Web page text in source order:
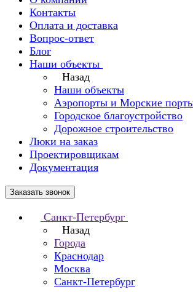
Контакты
Оплата и доставка
Вопрос-ответ
Блог
Наши объекты
Назад
Наши объекты
Аэропорты и Морские
Городское благоустройство
Дорожное строительство
Люки на заказ
Проектировщикам
Документация
Заказать звонок
Санкт-Петербург
Назад
Города
Краснодар
Москва
Санкт-Петербург